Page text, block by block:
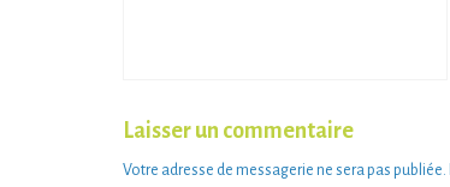
Laisser un commentaire
Votre adresse de messagerie ne sera pas publiée.